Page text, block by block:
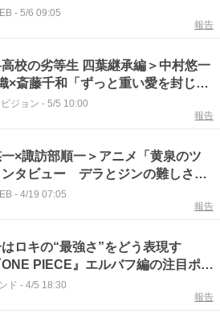
深雪 ブレない達也 余白の真夜
- 5/6 09:05
報告
高校の劣等生 四葉継承編＞中村悠一
×斎藤千和「ずっと重い愛を封じ込
――激動する兄妹関係と、真夜
ジョン - 5/5 10:00
報告
一×諏訪部順一＞アニメ「黄泉のツ
ンタビュー デラとジンの難しさ
芝居を
- 4/19 07:05
報告
ロキの“最強さ”をどう表現す
PIECE』エルバフ編の注目ポイ
ド - 4/5 18:30
報告